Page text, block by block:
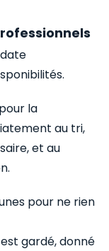
la
au tri,
et au
pour ne rien
gardé, donné